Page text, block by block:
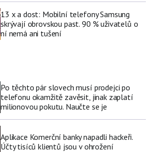
13 x a dost: Mobilní telefony Samsung
skrývají obrovskou past. 90 % uživatelů o
ní nemá ani tušení
Po těchto pár slovech musí prodejci po
telefonu okamžitě zavěsit, jinak zaplatí
milionovou pokutu. Naučte se je
Aplikace Komerční banky napadli hackeři.
Účty tisíců klientů jsou v ohrožení